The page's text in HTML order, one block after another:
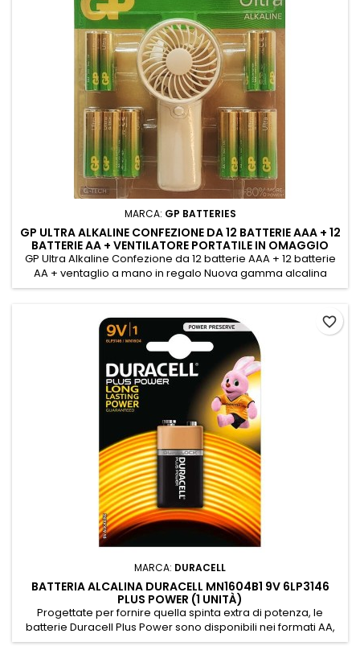
MARCA: GP BATTERIES
GP ULTRA ALKALINE CONFEZIONE DA 12 BATTERIE AAA + 12
BATTERIE AA + VENTILATORE PORTATILE IN OMAGGIO
GP Ultra Alkaline Confezione da 12 batterie AAA + 12 batterie
AA + ventaglio a mano in regalo Nuova gamma alcalina
migliorata - Ultra. Sprigiona fino all'80% di potenza in più*,
momento. G-TECH Sfrutta quattro potenti innovazioni
dall'interno verso l'esterno per una maggiore potenza.
Funzione di...
MARCA: DURACELL
BATTERIA ALCALINA DURACELL MN1604B1 9V 6LP3146
PLUS POWER (1 UNITÀ)
Progettate per fornire quella spinta extra di potenza, le
batterie Duracell Plus Power sono disponibili nei formati AA,
AAA, C, D e 9V. Le batterie Duracell Plus Power da 9 V
favorite_border